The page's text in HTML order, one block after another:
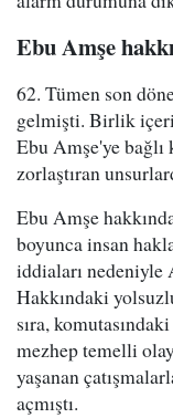
Ebu Amşe
62. Tümen son
gelmişti. Birlik
Ebu Amşe'ye
zorlaştıran
Ebu Amşe
boyunca insan
iddiaları nedeniyle
Hakkındaki
sıra,
mezhep temelli
yaşanan
açmıştı.